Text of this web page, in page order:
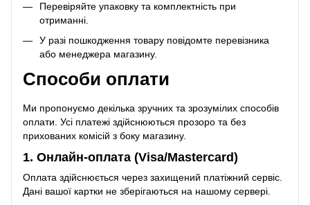
Перевіряйте упаковку та комплектність при
отриманні.
У разі пошкодження товару повідомте перевізника
або менеджера магазину.
Способи оплати
Ми пропонуємо декілька зручних та зрозумілих способів
оплати. Усі платежі здійснюються прозоро та без
прихованих комісій з боку магазину.
1. Онлайн-оплата (Visa/Mastercard)
Оплата здійснюється через захищений платіжний сервіс.
Дані вашої картки не зберігаються на нашому сервері.